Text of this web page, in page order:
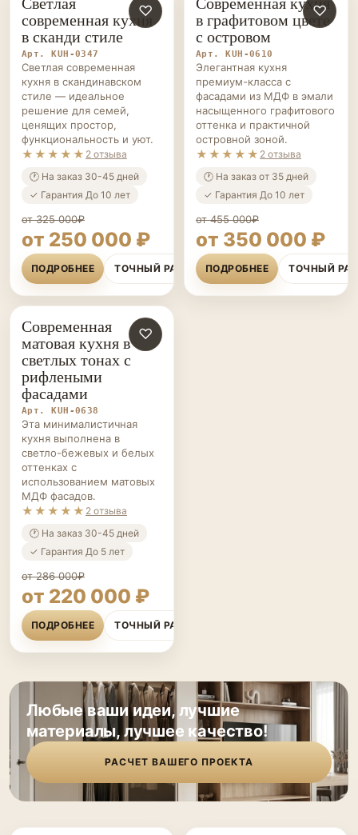
классный результат.
КУХНИ НА ЗАКАЗ ♡
современная кухня
в сканди стиле
Арт. KUH-0347
Светлая современная
кухня в скандинавском
стиле — идеальное
решение для семей,
ценящих простор,
функциональность и уют.
★★★★★ 2 отзыва
🕐 На заказ 30-45 дней
✓ Гарантия До 10 лет
от 325 000₽
от 250 000 ₽
ПОДРОБНЕЕ ТОЧНЫЙ РАСЧЁТ
КУХНИ НА ЗАКАЗ ♡
в графитовом цвете
с островом
Арт. KUH-0610
Элегантная кухня
премиум-класса с
фасадами из МДФ в эмали
насыщенного графитового
оттенка и практичной
островной зоной.
★★★★★ 2 отзыва
🕐 На заказ от 35 дней
✓ Гарантия До 10 лет
от 455 000₽
от 350 000 ₽
ПОДРОБНЕЕ ТОЧНЫЙ
КУХНИ НА ЗАКАЗ ♡
Современная
матовая кухня в
светлых тонах с
рифлеными
фасадами
Арт. KUH-0638
Эта минималистичная
кухня выполнена в
светло-бежевых и белых
оттенках с
использованием матовых
МДФ фасадов.
★★★★★ 2 отзыва
🕐 На заказ 30-45 дней
✓ Гарантия До 5 лет
от 286 000₽
от 220 000 ₽
ПОДРОБНЕЕ ТОЧНЫЙ РАСЧЁТ
Любые ваши идеи, лучшие
материалы, лучшее качество!
РАСЧЕТ ВАШЕГО ПРОЕКТА